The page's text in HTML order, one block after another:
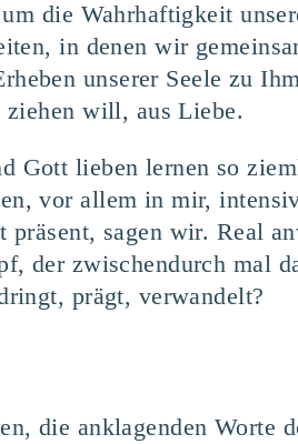
die Wahrhaftigkeit
in denen wir
unserer Seele zu
will, aus Liebe.
Gott lieben lernen so
vor allem in mir,
sagen wir. Real
der zwischendurch mal
prägt, verwandelt?
die anklagenden Worte